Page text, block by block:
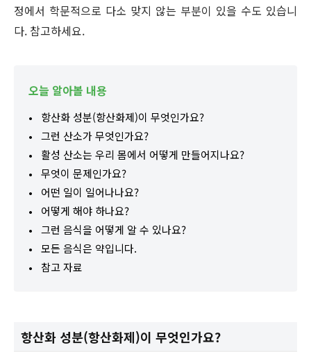
정에서 학문적으로 다소 맞지 않는 부분이 있을 수도 있습니
다. 참고하세요.
오늘 알아볼 내용
항산화 성분(항산화제)이 무엇인가요?
그런 산소가 무엇인가요?
활성 산소는 우리 몸에서 어떻게 만들어지나요?
무엇이 문제인가요?
어떤 일이 일어나나요?
어떻게 해야 하나요?
그런 음식을 어떻게 알 수 있나요?
모든 음식은 약입니다.
참고 자료
항산화 성분(항산화제)이 무엇인가요?